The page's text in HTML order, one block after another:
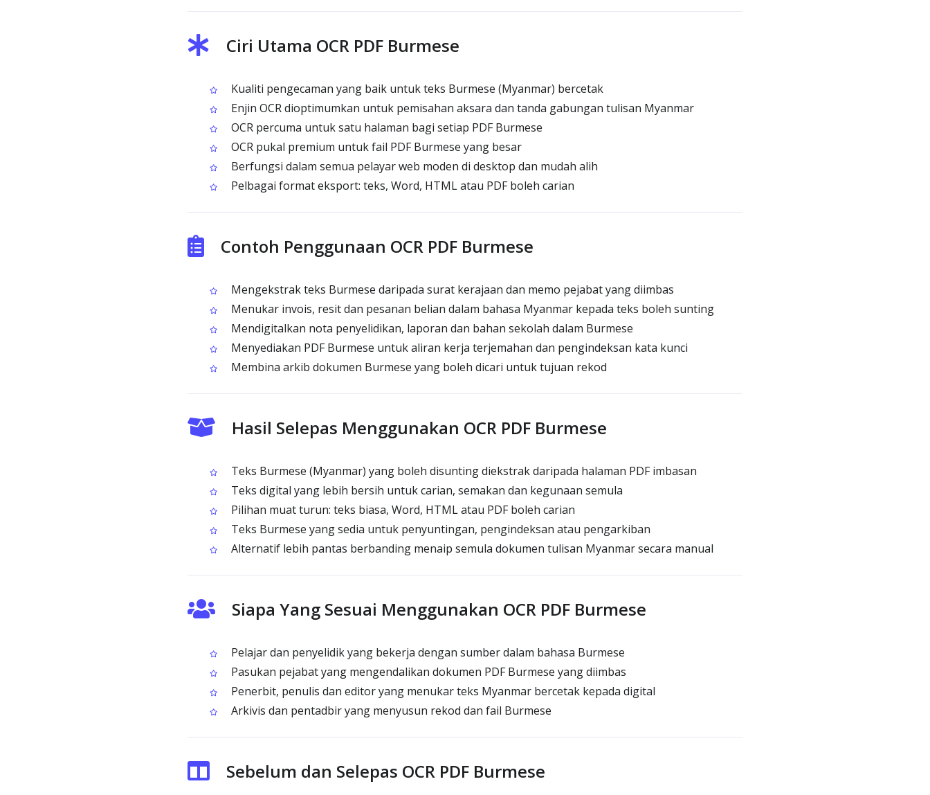
Ciri Utama OCR PDF Burmese
Kualiti pengecaman yang baik untuk teks Burmese (Myanmar) bercetak
Enjin OCR dioptimumkan untuk pemisahan aksara dan tanda gabungan tulisan Myanmar
OCR percuma untuk satu halaman bagi setiap PDF Burmese
OCR pukal premium untuk fail PDF Burmese yang besar
Berfungsi dalam semua pelayar web moden di desktop dan mudah alih
Pelbagai format eksport: teks, Word, HTML atau PDF boleh carian
Contoh Penggunaan OCR PDF Burmese
Mengekstrak teks Burmese daripada surat kerajaan dan memo pejabat yang diimbas
Menukar invois, resit dan pesanan belian dalam bahasa Myanmar kepada teks boleh sunting
Mendigitalkan nota penyelidikan, laporan dan bahan sekolah dalam Burmese
Menyediakan PDF Burmese untuk aliran kerja terjemahan dan pengindeksan kata kunci
Membina arkib dokumen Burmese yang boleh dicari untuk tujuan rekod
Hasil Selepas Menggunakan OCR PDF Burmese
Teks Burmese (Myanmar) yang boleh disunting diekstrak daripada halaman PDF imbasan
Teks digital yang lebih bersih untuk carian, semakan dan kegunaan semula
Pilihan muat turun: teks biasa, Word, HTML atau PDF boleh carian
Teks Burmese yang sedia untuk penyuntingan, pengindeksan atau pengarkiban
Alternatif lebih pantas berbanding menaip semula dokumen tulisan Myanmar secara manual
Siapa Yang Sesuai Menggunakan OCR PDF Burmese
Pelajar dan penyelidik yang bekerja dengan sumber dalam bahasa Burmese
Pasukan pejabat yang mengendalikan dokumen PDF Burmese yang diimbas
Penerbit, penulis dan editor yang menukar teks Myanmar bercetak kepada digital
Arkivis dan pentadbir yang menyusun rekod dan fail Burmese
Sebelum dan Selepas OCR PDF Burmese